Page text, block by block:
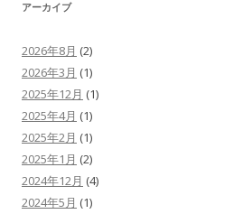
アーカイブ
2026年8月 (2)
2026年3月 (1)
2025年12月 (1)
2025年4月 (1)
2025年2月 (1)
2025年1月 (2)
2024年12月 (4)
2024年5月 (1)